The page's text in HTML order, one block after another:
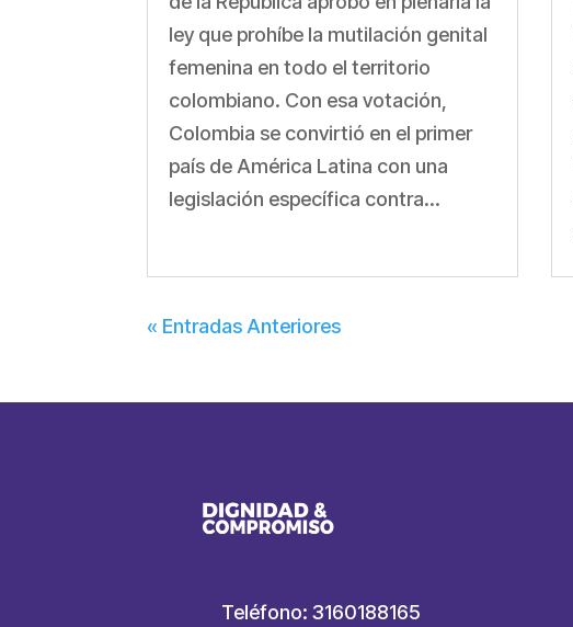
ley que prohíbe la mutilación genital
femenina en todo el territorio
colombiano. Con esa votación,
Colombia se convirtió en el primer
país de América Latina con una
legislación específica contra...
« Entradas Anteriores
Teléfono: 3160188165